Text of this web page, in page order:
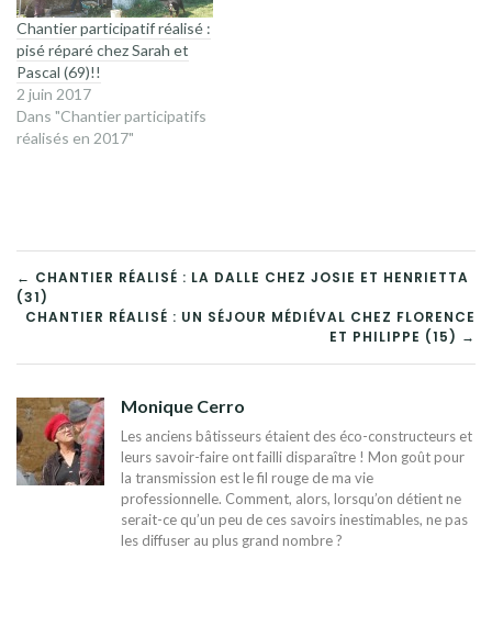
Chantier participatif réalisé :
pisé réparé chez Sarah et
Pascal (69)!!
2 juin 2017
Dans "Chantier participatifs
réalisés en 2017"
NAVIGATION
DE
L’ARTICLE
← CHANTIER RÉALISÉ : LA DALLE CHEZ JOSIE ET HENRIETTA
(31)
CHANTIER RÉALISÉ : UN SÉJOUR MÉDIÉVAL CHEZ FLORENCE
ET PHILIPPE (15) →
Monique Cerro
Les anciens bâtisseurs étaient des éco-constructeurs et
leurs savoir-faire ont failli disparaître ! Mon goût pour
la transmission est le fil rouge de ma vie
professionnelle. Comment, alors, lorsqu’on détient ne
serait-ce qu’un peu de ces savoirs inestimables, ne pas
les diffuser au plus grand nombre ?